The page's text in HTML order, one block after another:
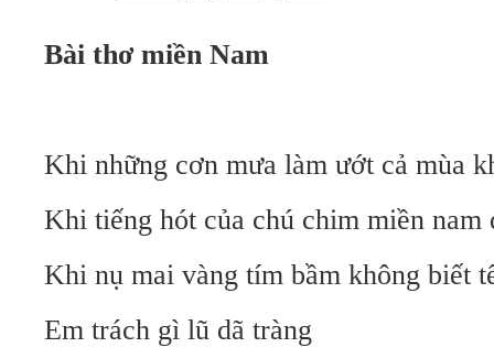
Bài thơ miền Nam
Khi những cơn mưa làm ướt cả mùa
Khi tiếng hót của chú chim miền nam
Khi nụ mai vàng tím bầm không biết
Em trách gì lũ dã tràng